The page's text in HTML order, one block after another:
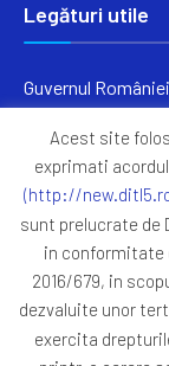
Legături utile
Guvernul României
Primăria Sectorul 5
ANAF
Protocoale
GDPR
Harta Site
Acest site
exprimati
(http://
sunt prelucrate de
in conformitate
2016/679, in
dezvaluite unor
exercita